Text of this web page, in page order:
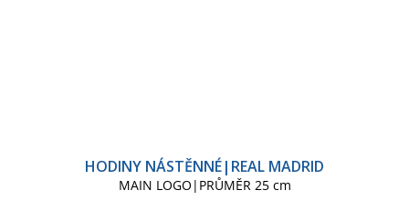
HODINY NÁSTĚNNÉ|REAL MADRID
MAIN LOGO|PRŮMĚR 25 cm